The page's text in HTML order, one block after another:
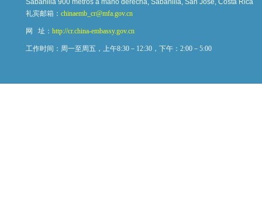
Sabanilla 900 metros a mano derecha, Sabanilla, San José, Costa Rica
礼宾邮箱： chinaemb_cr@mfa.gov.cn
网 址： http://cr.china-embassy.gov.cn
工作时间：周一至周五，上午8:30－12:30，下午：2:00－5:00